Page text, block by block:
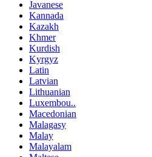
Javanese
Kannada
Kazakh
Khmer
Kurdish
Kyrgyz
Latin
Latvian
Lithuanian
Luxembou..
Macedonian
Malagasy
Malay
Malayalam